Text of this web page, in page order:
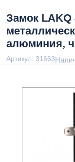
Замок LAKQ
алюминия,
Артикул: 31663